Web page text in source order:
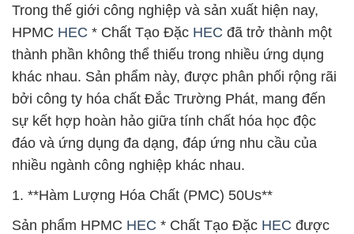
Trong thế giới công nghiệp và sản xuất hiện nay,
HPMC HEC * Chất Tạo Đặc HEC đã trở thành một
thành phần không thể thiếu trong nhiều ứng dụng
khác nhau. Sản phẩm này, được phân phối rộng rãi
bởi công ty hóa chất Đắc Trường Phát, mang đến
sự kết hợp hoàn hảo giữa tính chất hóa học độc
đáo và ứng dụng đa dạng, đáp ứng nhu cầu của
nhiều ngành công nghiệp khác nhau.
1. **Hàm Lượng Hóa Chất (PMC) 50Us**
Sản phẩm HPMC HEC * Chất Tạo Đặc HEC được